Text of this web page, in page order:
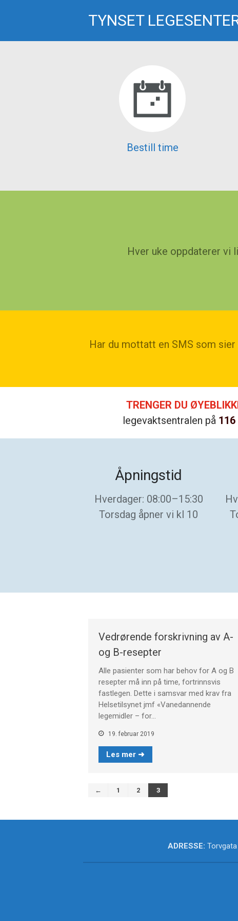
TYNSET
Bestill time
Hver uke oppdaterer vi
Har du mottatt en SMS som
TRENGER DU
legevaktsentralen på 116
Åpningstid
Hverdager: 08:00–15:30
Torsdag åpner vi kl 10
Vedrørende forskrivning av A-
og B-resepter
Alle pasienter som har behov for A og B
resepter må inn på time, fortrinnsvis
fastlegen. Dette i samsvar med krav fra
Helsetilsynet jmf «Vanedannende
legemidler – for…
19. februar 2019
Les mer ➜
← 1 2 3
ADRESSE: Torvgata